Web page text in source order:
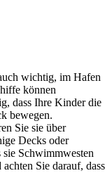
wichtig, im Hafen
können
dass Ihre Kinder die
bewegen.
Sie sie über
Decks oder
sie Schwimmwesten
Sie darauf, dass